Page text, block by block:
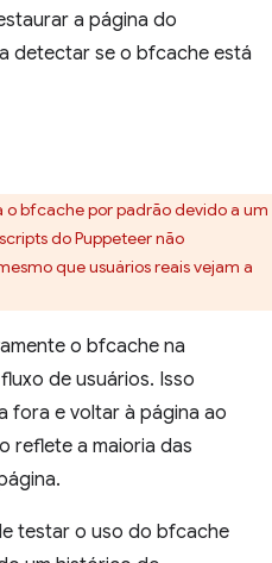
a página do
detectar se o bfcache está
o bfcache por padrão devido a um
do Puppeteer não
que usuários reais vejam a
o bfcache na
de usuários. Isso
fora e voltar à página ao
reflete a maioria das
testar o uso do bfcache